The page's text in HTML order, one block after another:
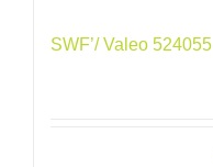
SWF’/ Valeo 524055